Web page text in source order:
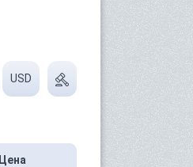
USD
Цена